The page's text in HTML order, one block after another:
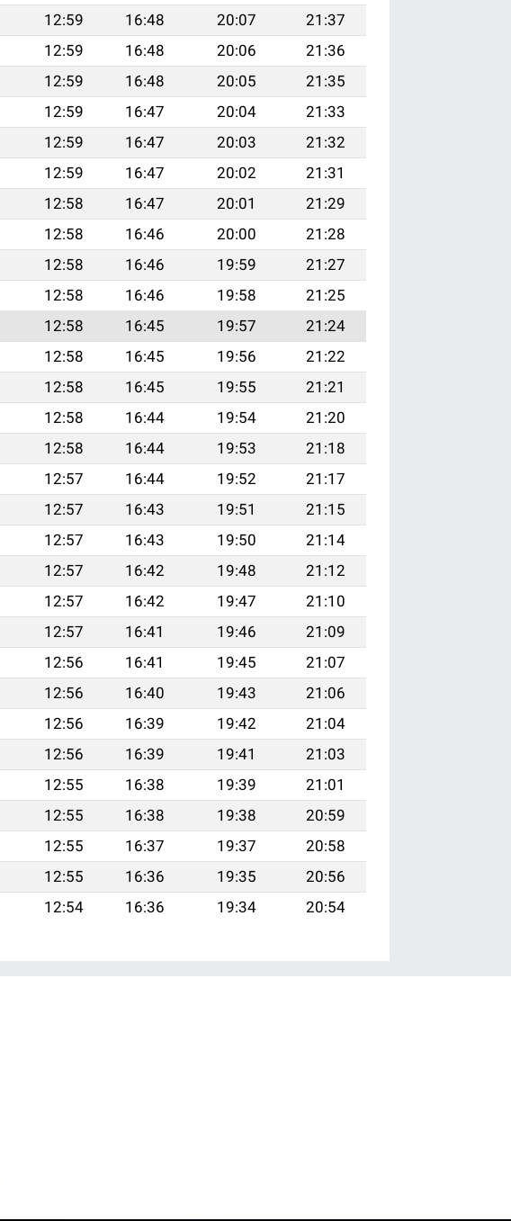
12:59 16:48 20:07
21:37
12:59 16:48 20:06
21:36
12:59 16:48 20:05
21:35
12:59 16:47 20:04
21:33
12:59 16:47 20:03
21:32
12:59 16:47 20:02
21:31
12:58 16:47 20:01
21:29
12:58 16:46 20:00
21:28
12:58 16:46 19:59
21:27
12:58 16:46 19:58
21:25
12:58 16:45 19:57
21:24
12:58 16:45 19:56
21:22
12:58 16:45 19:55
21:21
12:58 16:44 19:54
21:20
12:58 16:44 19:53
21:18
12:57 16:44 19:52
21:17
12:57 16:43 19:51
21:15
12:57 16:43 19:50
21:14
12:57 16:42 19:48
21:12
12:57 16:42 19:47
21:10
12:57 16:41 19:46
21:09
12:56 16:41 19:45
21:07
12:56 16:40 19:43
21:06
12:56 16:39 19:42
21:04
12:56 16:39 19:41
21:03
12:55 16:38 19:39
21:01
12:55 16:38 19:38
20:59
12:55 16:37 19:37
20:58
12:55 16:36 19:35
20:56
12:54 16:36 19:34 20:54